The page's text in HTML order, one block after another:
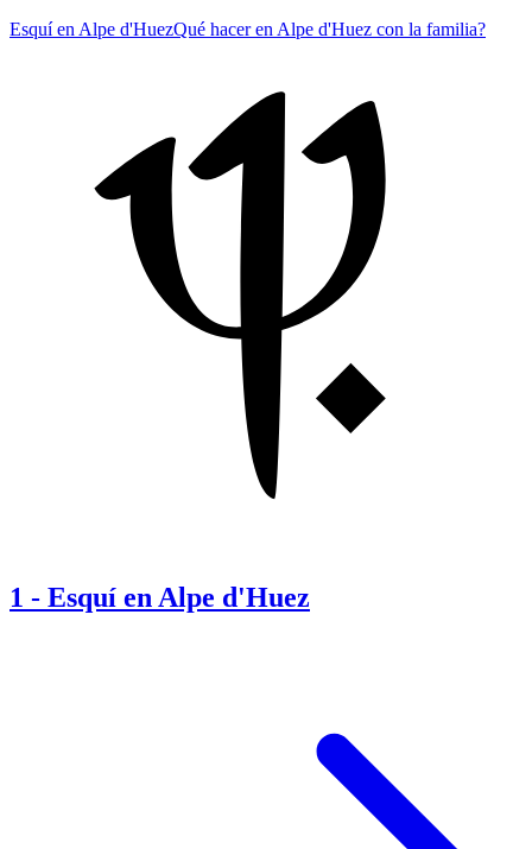
Esquí en Alpe d'HuezQué hacer en Alpe d'Huez con la familia?
1 - Esquí en Alpe d'Huez